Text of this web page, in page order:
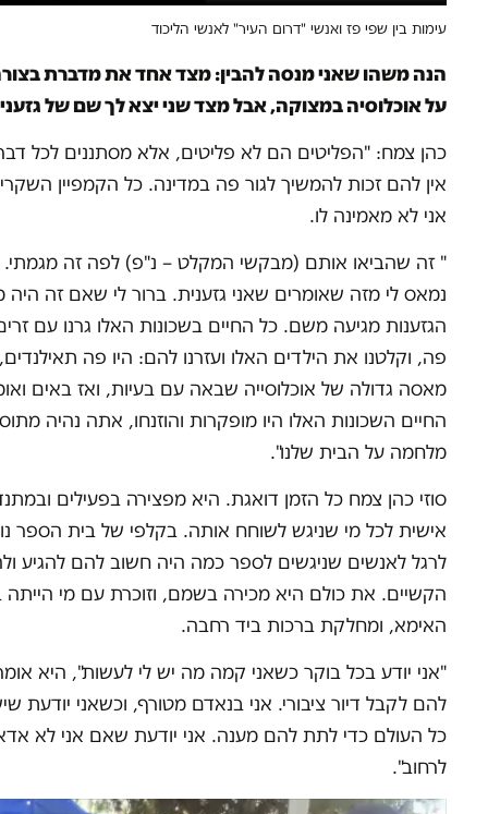
עימות בין שפי פז ואנשי "דרום העיר" לאנשי הליכוד
הנה משהו שאני מנסה להבין: מצד אחד את מדברת
על אוכלוסיה במצוקה, אבל מצד שני יצא לך שם של
כהן צמח: "הפליטים הם לא פליטים, אלא מסתננים לכל
אין להם זכות להמשיך לגור פה במדינה. כל הקמפיין
אני לא מאמינה לו.
" זה שהביאו אותם (מבקשי המקלט – נ"פ) לפה זה מגמתי.
נמאס לי מזה שאומרים שאני גזענית. ברור לי שאם זה היה
פה, וקלטנו את הילדים האלו ועזרנו להם: היו פה
מאסה גדולה של אוכלוסייה שבאה עם בעיות, ואז באים
החיים השכונות האלו היו מופקרות והוזנחו, אתה נהיה
מלחמה על הבית שלנו".
סוזי כהן צמח כל הזמן דואגת. היא מפצירה בפעילים
אישית לכל מי שניגש לשוחח אותה. בקלפי של בית הספר
לרגל לאנשים שניגשים לספר כמה היה חשוב להם להגיע
הקשיים. את כולם היא מכירה בשמם, וזוכרת עם מי
האימא, ומחלקת ברכות ביד רחבה.
"אני יודע בכל בוקר כשאני קמה מה יש לי לעשות", היא
להם לקבל דיור ציבורי. אני בנאדם מטורף, וכשאני
כל העולם כדי לתת להם מענה. אני יודעת שאם אני לא
לרחוב".